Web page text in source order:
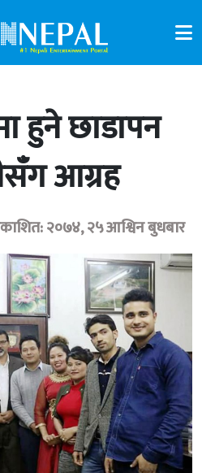
हुने छाडापन
आग्रह
२०७४, २५ आश्विन बुधबार